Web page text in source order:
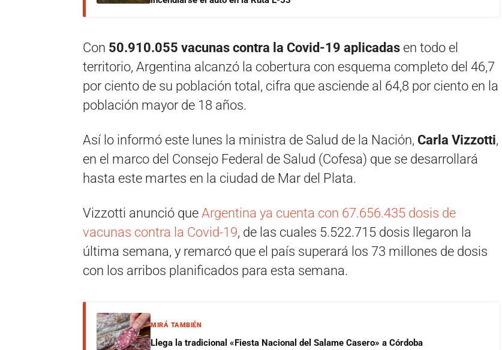
Con 50.910.055 vacunas contra la Covid-19 aplicadas en todo el
territorio, Argentina alcanzó la cobertura con esquema completo del 46,7
por ciento de su población total, cifra que asciende al 64,8 por ciento en la
población mayor de 18 años.
Así lo informó este lunes la ministra de Salud de la Nación, Carla Vizzotti,
en el marco del Consejo Federal de Salud (Cofesa) que se desarrollará
hasta este martes en la ciudad de Mar del Plata.
Vizzotti anunció que Argentina ya cuenta con 67.656.435 dosis de
vacunas contra la Covid-19, de las cuales 5.522.715 dosis llegaron la
última semana, y remarcó que el país superará los 73 millones de dosis
con los arribos planificados para esta semana.
MIRÁ TAMBIÉN
Llega la tradicional «Fiesta Nacional del Salame Casero» a Córdoba